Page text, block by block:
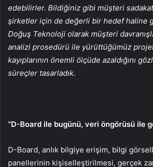
edebilirler. Bildiğiniz gibi müşteri
şirketler için de değerli bir hedef haline
Doğuş Teknoloji olarak müşteri
analizi prosedürü ile yürüttüğümüz
kayıplarının önemli ölçüde azaldığını
süreçler tasarladık.
“D-Board ile bugünü, veri öngörüsü ile
D-Board, anlık bilgiye erişim, bilgi
panellerinin kişiselleştirilmesi, gerçek